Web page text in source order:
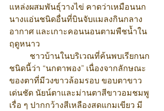
แหล่งผสมพันธุ์วางไข่ คาดว่าเหมือนนก
นางแอ่นชนิดอื่นที่บินจับแมลงกินกลาง
อากาศ และเกาะคอนนอนตามพืชน้ำใน
ฤดูหนาว
ชนิดนี้ว่า “นกตาพอง” เนื่องจากลักษณะ
ของตาที่มีวงขาวล้อมรอบ ขอบตาขาว
เด่นชัด นัยน์ตาและม่านตาสีขาวอมชมพู
เรื่อ ๆ ปากกว้างสีเหลืองสดแกมเขียว มี